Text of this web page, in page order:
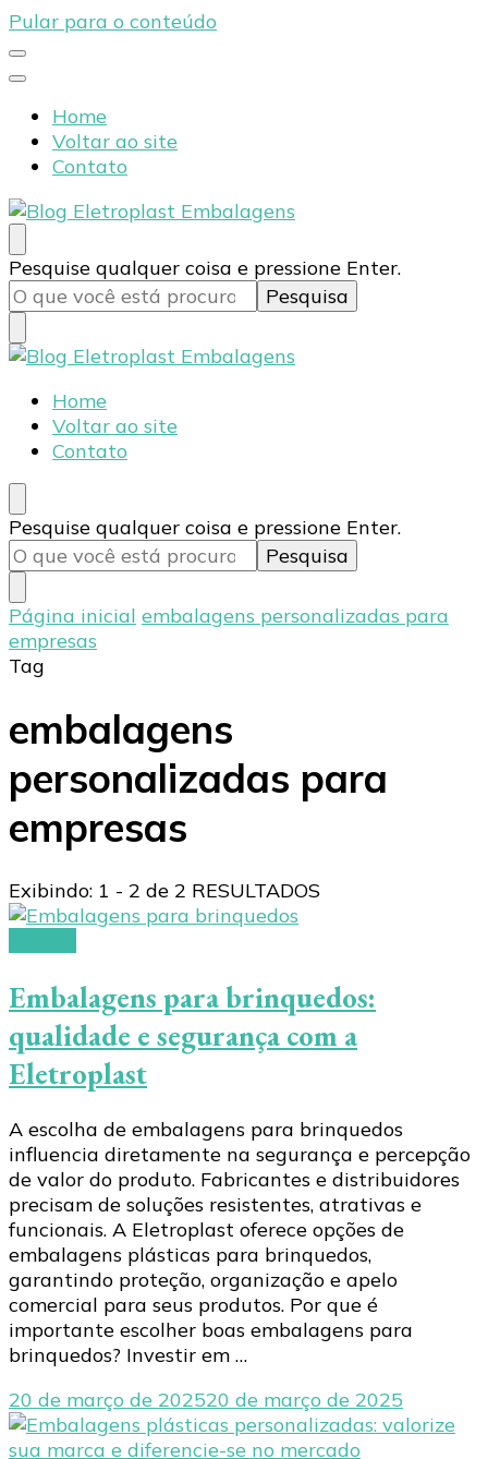
Pular para o conteúdo
Home
Voltar ao site
Contato
Blog Eletroplast Embalagens
Especialistas em Embalagens Plásticas
Procurando
algo?
Pesquise qualquer coisa e pressione Enter.
Blog Eletroplast Embalagens
Especialistas em Embalagens Plásticas
Home
Voltar ao site
Contato
Procurando
algo?
Pesquise qualquer coisa e pressione Enter.
Página inicial embalagens personalizadas para
empresas
Tag
embalagens
personalizadas para
empresas
Exibindo: 1 - 2 de 2 RESULTADOS
Embalagens para brinquedos:
qualidade e segurança com a
Eletroplast
A escolha de embalagens para brinquedos
influencia diretamente na segurança e percepção
de valor do produto. Fabricantes e distribuidores
precisam de soluções resistentes, atrativas e
funcionais. A Eletroplast oferece opções de
embalagens plásticas para brinquedos,
garantindo proteção, organização e apelo
comercial para seus produtos. Por que é
importante escolher boas embalagens para
brinquedos? Investir em …
20 de março de 202520 de março de 2025